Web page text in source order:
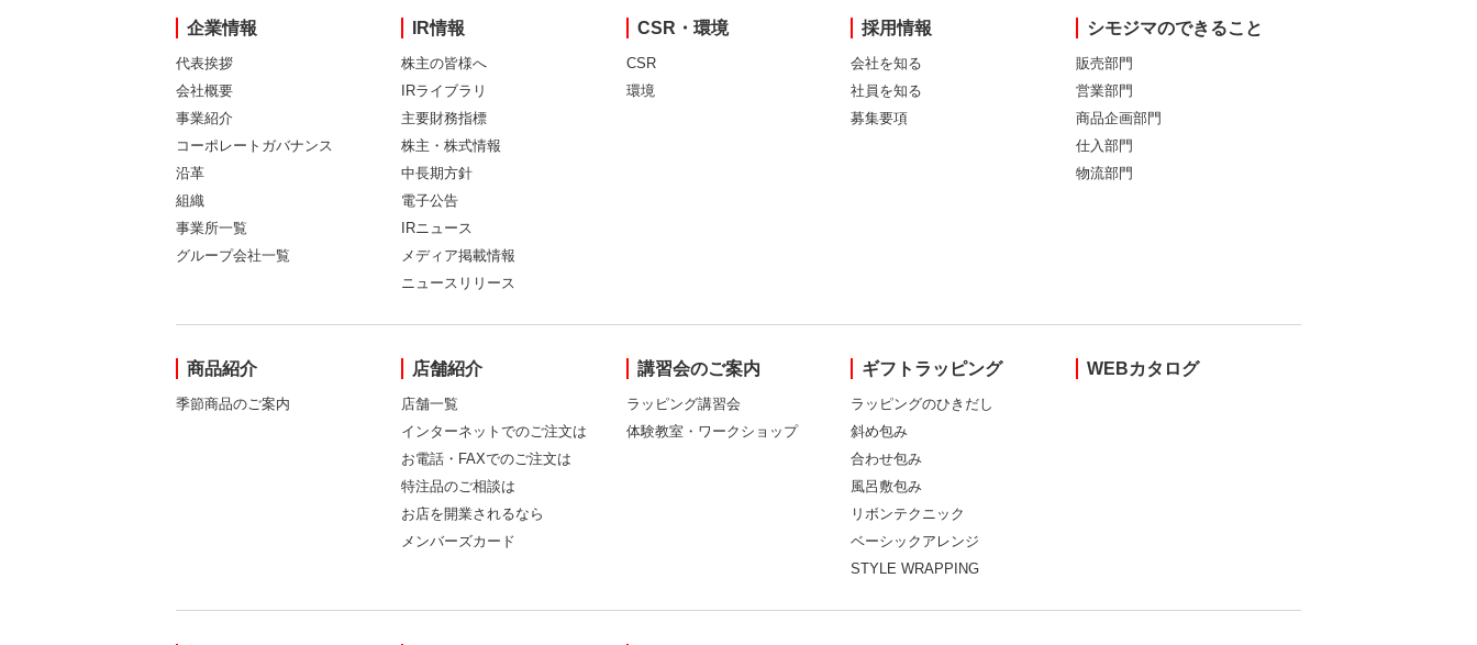
企業情報
代表挨拶
会社概要
事業紹介
コーポレートガバナンス
沿革
組織
事業所一覧
グループ会社一覧
IR情報
株主の皆様へ
IRライブラリ
主要財務指標
株主・株式情報
中長期方針
電子公告
IRニュース
メディア掲載情報
ニュースリリース
CSR・環境
CSR
環境
採用情報
会社を知る
社員を知る
募集要項
シモジマのできること
販売部門
営業部門
商品企画部門
仕入部門
物流部門
商品紹介
季節商品のご案内
店舗紹介
店舗一覧
インターネットでのご注文は
お電話・FAXでのご注文は
特注品のご相談は
お店を開業されるなら
メンバーズカード
講習会のご案内
ラッピング講習会
体験教室・ワークショップ
ギフトラッピング
ラッピングのひきだし
斜め包み
合わせ包み
風呂敷包み
リボンテクニック
ベーシックアレンジ
STYLE WRAPPING
WEBカタログ